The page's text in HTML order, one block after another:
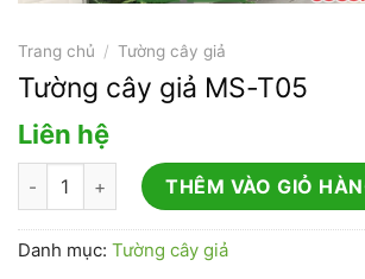
Trang chủ / Tường cây giả
Tường cây giả MS-T05
Liên hệ
Tường cây giả MS-T05 số lượng
THÊM VÀO GIỎ
Danh mục: Tường cây giả